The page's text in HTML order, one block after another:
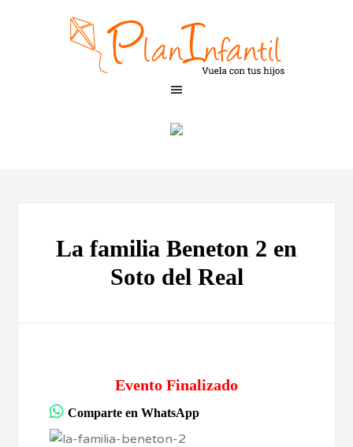
La familia Beneton 2 en
Soto del Real
Evento Finalizado
Comparte en WhatsApp